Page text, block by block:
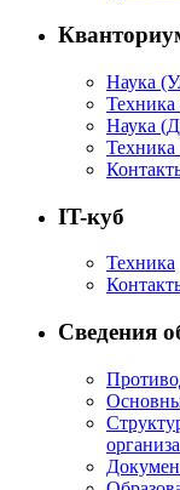
Наука
Техника
Наука
IT-куб
Техника
Сведения